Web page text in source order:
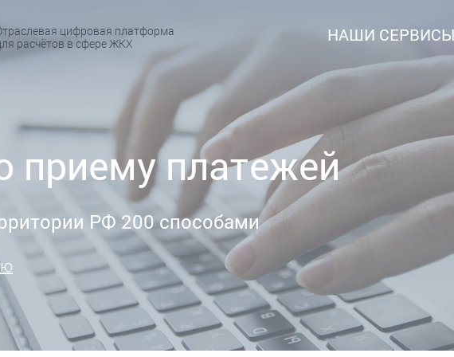
цифровая платформа
расчётов в сфере ЖКХ
НАШИ СЕРВИСЫ
приему платежей
РФ 200 способами